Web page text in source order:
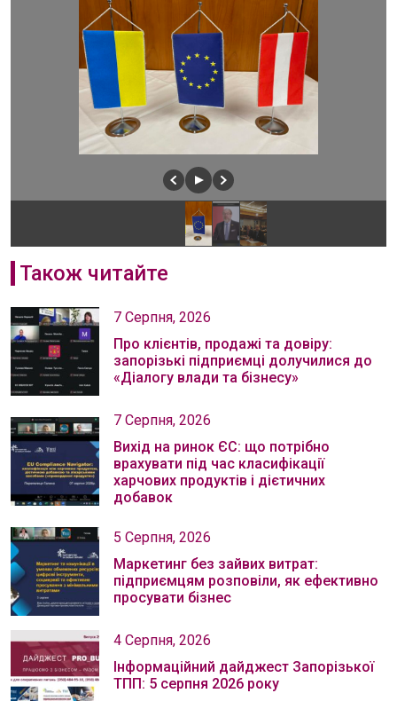
Також читайте
7 Серпня, 2026
Про клієнтів, продажі та довіру:
запорізькі підприємці долучилися до
«Діалогу влади та бізнесу»
7 Серпня, 2026
Вихід на ринок ЄС: що потрібно
врахувати під час класифікації
харчових продуктів і дієтичних
добавок
5 Серпня, 2026
Маркетинг без зайвих витрат:
підприємцям розповіли, як ефективно
просувати бізнес
4 Серпня, 2026
Інформаційний дайджест Запорізької
ТПП: 5 серпня 2026 року